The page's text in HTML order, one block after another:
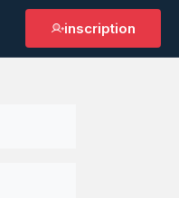
inscription